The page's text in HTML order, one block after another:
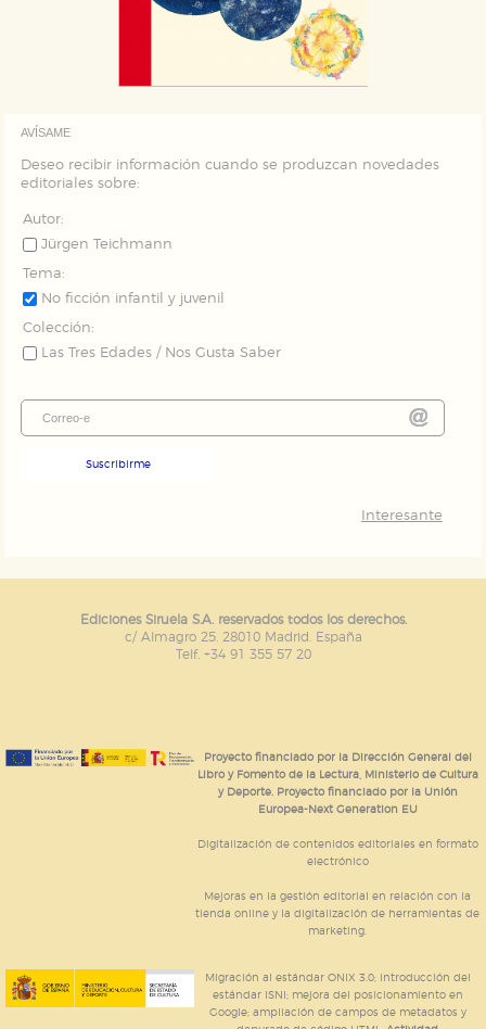
AVÍSAME
Deseo recibir información cuando se produzcan novedades
editoriales sobre:
Autor:
Jürgen Teichmann
Tema:
No ficción infantil y juvenil
Colección:
Las Tres Edades / Nos Gusta Saber
Suscribirme
Interesante
Ediciones Siruela S.A. reservados todos los derechos.
c/ Almagro 25. 28010 Madrid. España
Telf. +34 91 355 57 20
Proyecto financiado por la Dirección General del
Libro y Fomento de la Lectura, Ministerio de Cultura
y Deporte. Proyecto financiado por la Unión
Europea-Next Generation EU
Digitalización de contenidos editoriales en formato
electrónico
Mejoras en la gestión editorial en relación con la
tienda online y la digitalización de herramientas de
marketing.
Migración al estándar ONIX 3.0; introducción del
estándar ISNI; mejora del posicionamiento en
Google; ampliación de campos de metadatos y
política de cookies